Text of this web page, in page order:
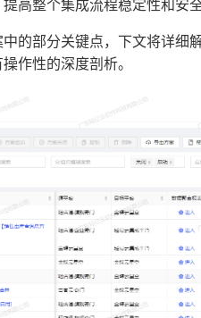
高整个集成流程稳定性和安全
的部分关键点，下文将详细
作性的深度剖析。